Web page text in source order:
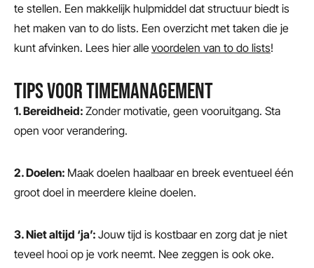
te stellen. Een makkelijk hulpmiddel dat structuur biedt is
het maken van to do lists. Een overzicht met taken die je
kunt afvinken. Lees hier allevoordelen van to do lists!
TIPS VOOR TIMEMANAGEMENT
1. Bereidheid:Zonder motivatie, geen vooruitgang. Sta
open voor verandering.
2. Doelen: Maak doelen haalbaar en breek eventueel één
groot doel in meerdere kleine doelen.
3. Niet altijd ‘ja’:Jouw tijd is kostbaar en zorg dat je niet
teveel hooi op je vork neemt. Nee zeggen is ook oke.